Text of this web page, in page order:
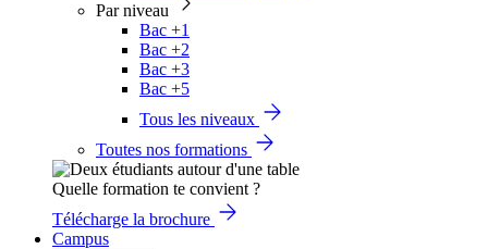
Par niveau
Bac +1
Bac +2
Bac +3
Bac +5
Tous les niveaux
Toutes nos formations
Quelle formation te convient ?
Télécharge la brochure
Campus